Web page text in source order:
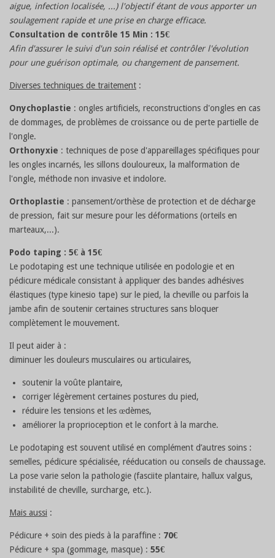
aigue, infection localisée, ...) l'objectif étant de vous apporter un
soulagement rapide et une prise en charge efficace.
Consultation de contrôle 15 Min : 15€
Afin d'assurer le suivi d'un soin réalisé et contrôler l'évolution
pour une guérison optimale, ou changement de pansement.
Diverses techniques de traitement :
Onychoplastie : ongles artificiels, reconstructions d'ongles en cas
de dommages, de problèmes de croissance ou de perte partielle de
l'ongle.
Orthonyxie : techniques de pose d'appareillages spécifiques pour
les ongles incarnés, les sillons douloureux, la malformation de
l'ongle, méthode non invasive et indolore.
Orthoplastie : pansement/orthèse de protection et de décharge
de pression, fait sur mesure pour les déformations (orteils en
marteaux,...).
Podo taping : 5€ à 15€
Le podotaping est une technique utilisée en podologie et en
pédicure médicale consistant à appliquer des bandes adhésives
élastiques (type kinesio tape) sur le pied, la cheville ou parfois la
jambe afin de soutenir certaines structures sans bloquer
complètement le mouvement.
Il peut aider à :
diminuer les douleurs musculaires ou articulaires,
soutenir la voûte plantaire,
corriger légèrement certaines postures du pied,
réduire les tensions et les œdèmes,
améliorer la proprioception et le confort à la marche.
Le podotaping est souvent utilisé en complément d’autres soins :
semelles, pédicure spécialisée, rééducation ou conseils de chaussage.
La pose varie selon la pathologie (fasciite plantaire, hallux valgus,
instabilité de cheville, surcharge, etc.).
Mais aussi :
Pédicure + soin des pieds à la paraffine : 70€
Pédicure + spa (gommage, masque) : 55€